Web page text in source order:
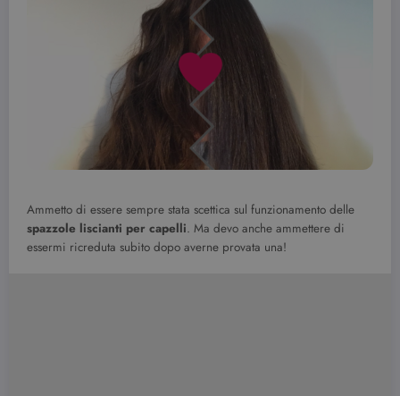
Ammetto di essere sempre stata scettica sul funzionamento delle
spazzole liscianti per capelli. Ma devo anche ammettere di
essermi ricreduta subito dopo averne provata una!